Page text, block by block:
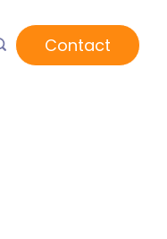
Contact